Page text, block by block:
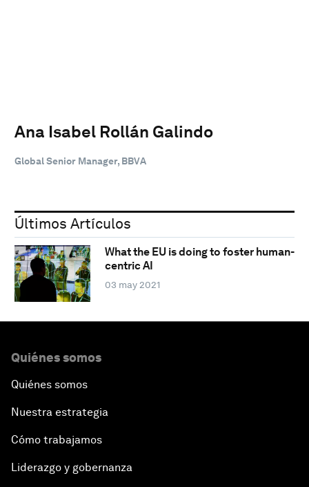
Ana Isabel Rollán Galindo
Global Senior Manager, BBVA
Últimos Artículos
What the EU is doing to foster human-
centric AI
03 may 2021
Quiénes somos
Quiénes somos
Nuestra estrategia
Cómo trabajamos
Liderazgo y gobernanza